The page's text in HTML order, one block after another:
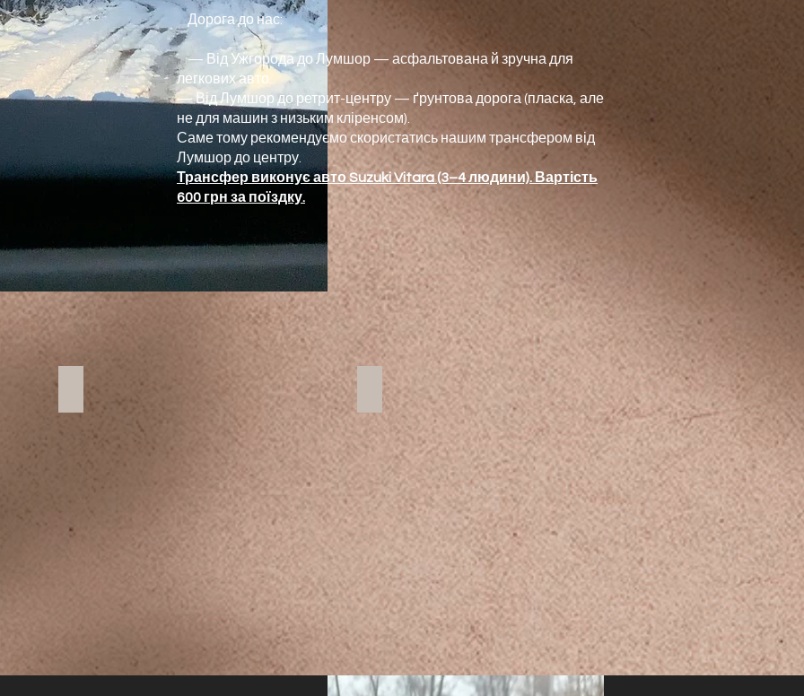
Дорога до нас:
— Від Ужгорода до Лумшор — асфальтована й зручна для
легкових авто.
— Від Лумшор до ретрит-центру — ґрунтова дорога (пласка, але
не для машин з низьким кліренсом).
Саме тому рекомендуємо скористатись нашим трансфером від
Лумшор до центру.
Трансфер виконує авто Suzuki Vitara (3–4 людини). Вартість
600 грн за поїздку.
ЛУМШОРИ - 1500грн РЕТРИТ ЦЕНТР -600 грн